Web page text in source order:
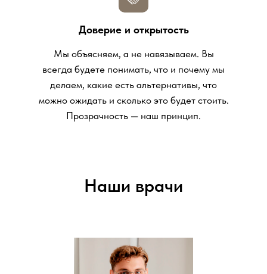
Мы объясняем, а не навязываем. Вы
всегда будете понимать, что и почему мы
делаем, какие есть альтернативы, что
можно ожидать и сколько это будет стоить.
Прозрачность — наш принцип.
Доверие и открытость
Наши врачи